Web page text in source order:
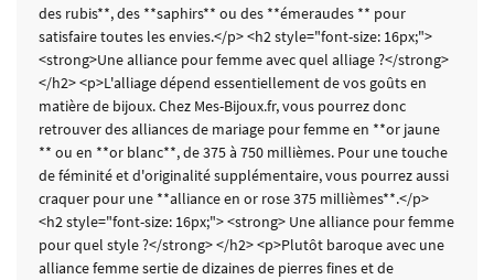
des rubis**, des **saphirs** ou des **émeraudes ** pour
satisfaire toutes les envies.</p> <h2 style="font-size: 16px;">
<strong>Une alliance pour femme avec quel alliage ?</strong>
</h2> <p>L'alliage dépend essentiellement de vos goûts en
matière de bijoux. Chez Mes-Bijoux.fr, vous pourrez donc
retrouver des alliances de mariage pour femme en **or jaune
** ou en **or blanc**, de 375 à 750 millièmes. Pour une touche
de féminité et d'originalité supplémentaire, vous pourrez aussi
craquer pour une **alliance en or rose 375 millièmes**.</p>
<h2 style="font-size: 16px;"> <strong> Une alliance pour femme
pour quel style ?</strong> </h2> <p>Plutôt baroque avec une
alliance femme sertie de dizaines de pierres fines et de